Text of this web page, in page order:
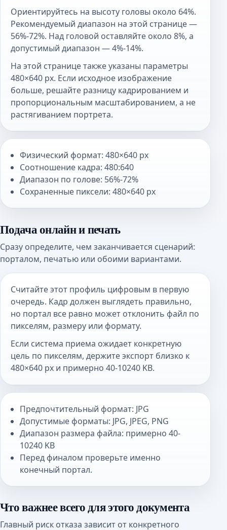
Ориентируйтесь на высоту головы около 64%.
Рекомендуемый диапазон на этой странице —
56%-72%. Над головой оставляйте около 8%, а
допустимый диапазон — 4%-14%.
На этой странице также указаны параметры
480×640 px. Если исходное изображение
больше, решайте разницу кадрированием и
пропорциональным масштабированием, а не
растягиванием портрета.
Физический формат: 480×640 px
Соотношение кадра: 480:640
Диапазон по голове: 56%-72%
Сохраненные пиксели: 480×640 px
Подача онлайн и печать
Сразу определите, чем заканчивается сценарий:
порталом, печатью или обоими вариантами.
Считайте этот профиль цифровым в первую
очередь. Кадр должен выглядеть правильно,
но портал все равно может отклонить файл по
пикселям, размеру или формату.
Если система приема ожидает конкретную
цель по пикселям, держите экспорт близко к
480×640 px и примерно 40-10240 KB.
Предпочтительный формат: JPG
Допустимые форматы: JPG, JPEG, PNG
Диапазон размера файла: примерно 40-
10240 KB
Перед финалом проверьте именно
конечный портал.
Что важнее всего для этого документа
Главный риск отказа зависит от конкретного